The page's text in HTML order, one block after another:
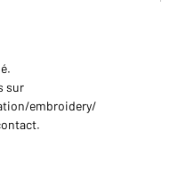
sur
embroidery/